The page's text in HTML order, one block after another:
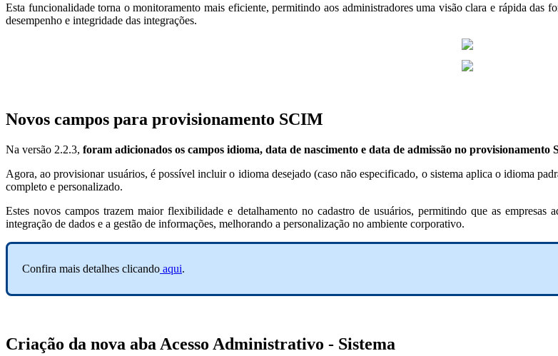
Esta funcionalidade torna o monitoramento mais eficiente, permitindo aos administradores uma visão clara e rápida das
desempenho e integridade das integrações.
Novos campos para provisionamento SCIM
Na versão 2.2.3, foram adicionados os campos idioma, data de nascimento e data de admissão no provisionamento
Agora, ao provisionar usuários, é possível incluir o idioma desejado (caso não especificado, o sistema aplica o idioma
completo e personalizado.
Estes novos campos trazem maior flexibilidade e detalhamento no cadastro de usuários, permitindo que as empresas
integração de dados e a gestão de informações, melhorando a personalização no ambiente corporativo.
Confira mais detalhes clicando aqui.
Criação da nova aba Acesso Administrativo - Sistema